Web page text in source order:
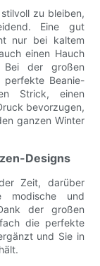
zu bleiben,
Eine gut
nur bei kaltem
einen Hauch
Bei der großen
Beanie-
Strick, einen
bevorzugen,
ganzen Winter
Designs
Zeit, darüber
modische und
der großen
die perfekte
und Sie in